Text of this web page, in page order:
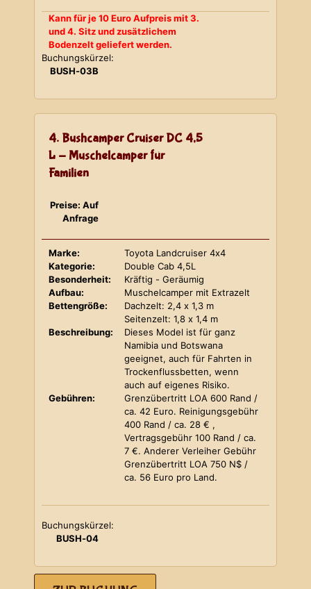
Kann für je 10 Euro Aufpreis mit 3.
und 4. Sitz und zusätzlichem
Bodenzelt geliefert werden.
Buchungskürzel:
BUSH-03B
4. Bushcamper Cruiser DC 4,5
L - Muschelcamper für
Familien
Preise: Auf
Anfrage
Marke:
Toyota Landcruiser 4x4
Kategorie:
Double Cab 4,5L
Besonderheit:
Kräftig - Geräumig
Aufbau:
Muschelcamper mit Extrazelt
Bettengröße:
Dachzelt: 2,4 x 1,3 m
Seitenzelt: 1,8 x 1,4 m
Beschreibung:
Dieses Model ist für ganz
Namibia und Botswana
geeignet, auch für Fahrten in
Trockenflussbetten, wenn
auch auf eigenes Risiko.
Gebühren:
Grenzübertritt LOA 600 Rand /
ca. 42 Euro. Reinigungsgebühr
400 Rand / ca. 28 € ,
Vertragsgebühr 100 Rand / ca.
7 €. Anderer Verleiher Gebühr
Grenzübertritt LOA 750 N$ /
ca. 56 Euro pro Land.
Buchungskürzel:
BUSH-04